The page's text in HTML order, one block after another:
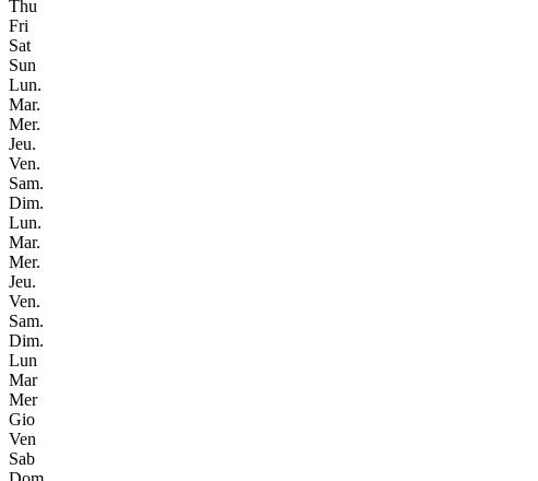
Thu
Fri
Sat
Sun
Lun.
Mar.
Mer.
Jeu.
Ven.
Sam.
Dim.
Lun.
Mar.
Mer.
Jeu.
Ven.
Sam.
Dim.
Lun
Mar
Mer
Gio
Ven
Sab